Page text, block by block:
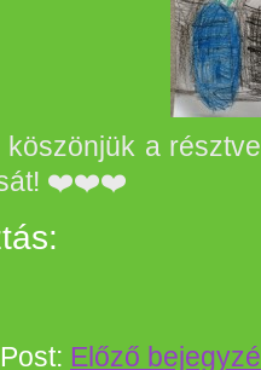
köszönjük a
❤️❤️❤️
Előző